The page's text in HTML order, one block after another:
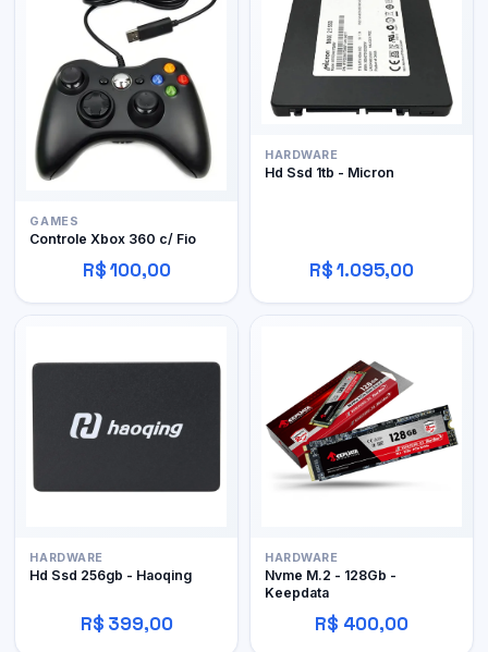
GAMES
Controle Xbox 360 c/ Fio
R$ 100,00
HARDWARE
Hd Ssd 1tb - Micron
R$ 1.095,00
HARDWARE
Hd Ssd 256gb - Haoqing
R$ 399,00
HARDWARE
Nvme M.2 - 128Gb -
Keepdata
R$ 400,00